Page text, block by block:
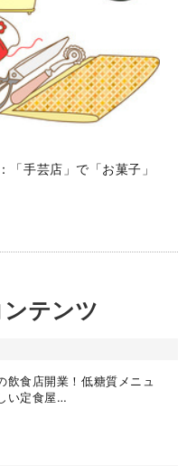
「手芸店」で「お菓子」
テンツ
飲食店開業！低糖質メニュ
い定食屋…